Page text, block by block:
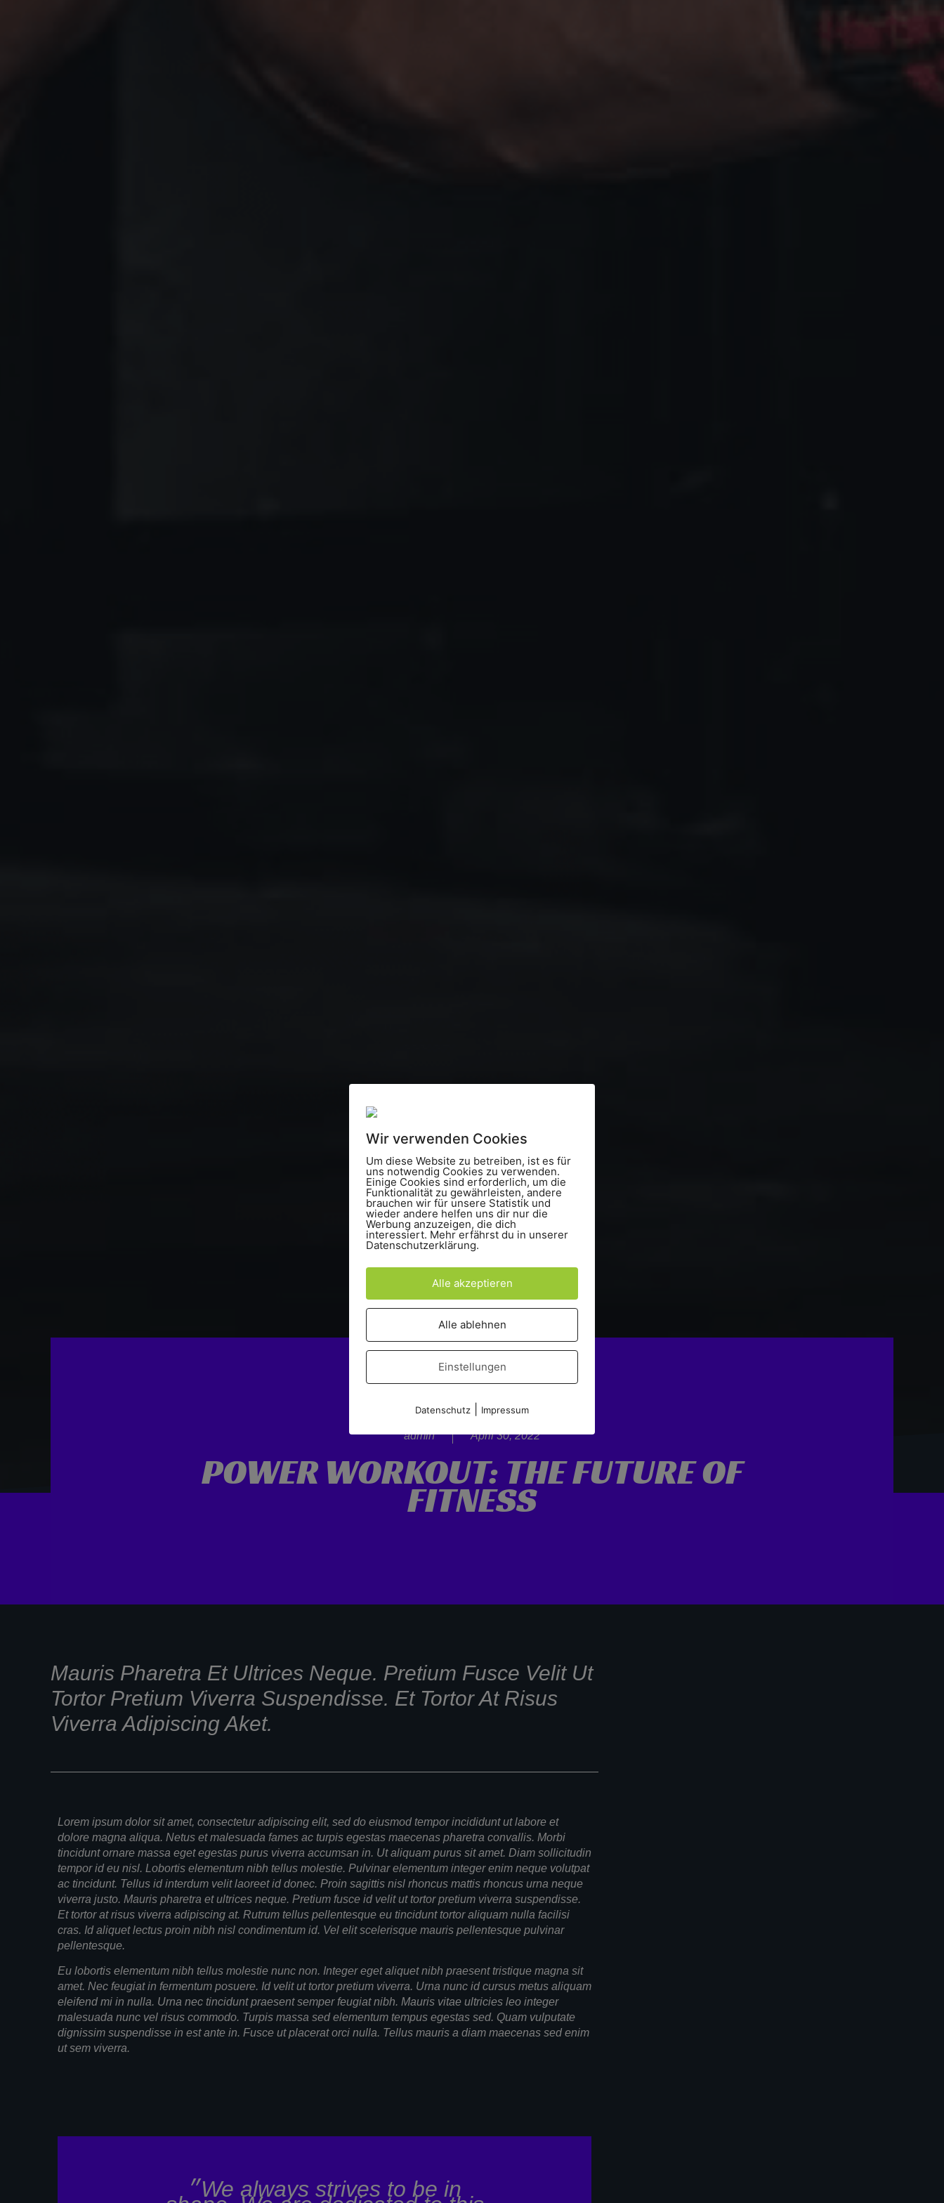
admin April 30, 2022
POWER WORKOUT: THE FUTURE OF
FITNESS
Mauris Pharetra Et Ultrices Neque. Pretium Fusce Velit Ut
Tortor Pretium Viverra Suspendisse. Et Tortor At Risus
Viverra Adipiscing Aket.
Lorem ipsum dolor sit amet, consectetur adipiscing elit, sed do eiusmod tempor incididunt ut labore et
dolore magna aliqua. Netus et malesuada fames ac turpis egestas maecenas pharetra convallis. Morbi
tincidunt ornare massa eget egestas purus viverra accumsan in. Ut aliquam purus sit amet. Diam sollicitudin
tempor id eu nisl. Lobortis elementum nibh tellus molestie. Pulvinar elementum integer enim neque volutpat
ac tincidunt. Tellus id interdum velit laoreet id donec. Proin sagittis nisl rhoncus mattis rhoncus urna neque
viverra justo. Mauris pharetra et ultrices neque. Pretium fusce id velit ut tortor pretium viverra suspendisse.
Et tortor at risus viverra adipiscing at. Rutrum tellus pellentesque eu tincidunt tortor aliquam nulla facilisi
cras. Id aliquet lectus proin nibh nisl condimentum id. Vel elit scelerisque mauris pellentesque pulvinar
pellentesque.
Eu lobortis elementum nibh tellus molestie nunc non. Integer eget aliquet nibh praesent tristique magna sit
amet. Nec feugiat in fermentum posuere. Id velit ut tortor pretium viverra. Urna nunc id cursus metus aliquam
eleifend mi in nulla. Urna nec tincidunt praesent semper feugiat nibh. Mauris vitae ultricies leo integer
malesuada nunc vel risus commodo. Turpis massa sed elementum tempus egestas sed. Quam vulputate
dignissim suspendisse in est ante in. Fusce ut placerat orci nulla. Tellus mauris a diam maecenas sed enim
ut sem viverra.
״We always strives to be in
Wir verwenden Cookies
Um diese Website zu betreiben, ist es für
uns notwendig Cookies zu verwenden.
Einige Cookies sind erforderlich, um die
Funktionalität zu gewährleisten, andere
brauchen wir für unsere Statistik und
wieder andere helfen uns dir nur die
Werbung anzuzeigen, die dich
interessiert. Mehr erfährst du in unserer
Datenschutzerklärung.
Alle akzeptieren
Alle ablehnen
Einstellungen
Datenschutz Impressum